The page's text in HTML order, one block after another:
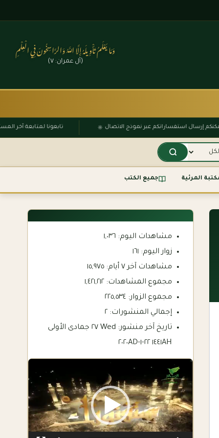
وَمَا يَعْلَمُ تَأْوِيلَهُ إِلَّا اللَّهُ وَالرَّاسِخُونَ فِي الْعِلْمِ
(آل عمران: ٧)
يمكنكم إرسال استفساراتكم عبر نموذج الاتصال تابعونا لمتابعة
المرئية جميع الكتب
مشاهدات اليوم: ١,٠٣٦
زوار اليوم: ١٦١
مشاهدات آخر ٧ أيام:
١٥,٩٧٥
مجموع المشاهدات: ١,٤٢١,٢١٢
مجموع الزوار: ٢٢٥,٥٣٤
إجمالي المنشورات: ٢
تاريخ آخر منشور:
Wed ٢٧ جمادى الأولى
١٤٤١AH ٢٢-١-٢٠٢٠AD
Video
Player